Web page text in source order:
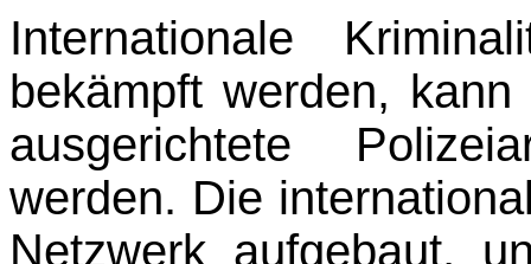
Internationale
bekämpft werden,
ausgerichtete
werden. Die
Netzwerk aufgebaut,